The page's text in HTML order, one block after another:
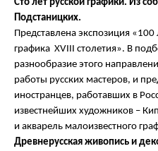
Сто лет русской графики. Из
Подстаницких.
Представлена экспозиция «100
графика XVIII столетия». В
разнообразие этого
работы русских мастеров, и
иностранцев, работавших в
известнейших художников –
и акварель малоизвестного
Древнерусская живопись и